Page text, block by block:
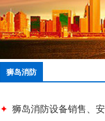
狮岛消防
✦ 狮岛消防设备销售、